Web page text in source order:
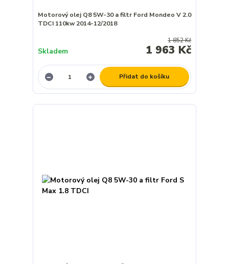
Motorový olej Q8 5W-30 a filtr Ford Mondeo V 2.0
TDCI 110kw 2014-12/2018
1 852 Kč
1 963 Kč
Skladem
Přidat do košíku